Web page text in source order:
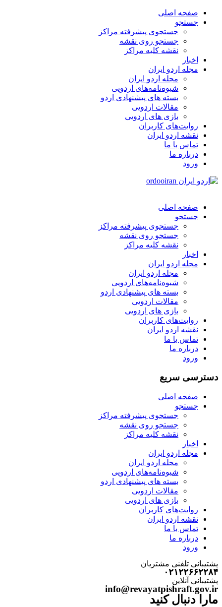
صفحه اصلی
جستجو
جستجوی پیشرفته مراکز
جستجو روی نقشه
نقشه کلیه مراکز
اخبار
مجله اردو ایران
مجله اردو ایران
شیوه‌نامه‌های اردویی
بسته های پیشنهادی اردو
مقالات اردویی
بازی های اردویی
روایت‌های کاربران
نقشه اردو ایران
تماس با ما
درباره ما
ورود
صفحه اصلی
جستجو
جستجوی پیشرفته مراکز
جستجو روی نقشه
نقشه کلیه مراکز
اخبار
مجله اردو ایران
مجله اردو ایران
شیوه‌نامه‌های اردویی
بسته های پیشنهادی اردو
مقالات اردویی
بازی های اردویی
روایت‌های کاربران
نقشه اردو ایران
تماس با ما
درباره ما
ورود
دسترسی سریع
صفحه اصلی
جستجو
جستجوی پیشرفته مراکز
جستجو روی نقشه
نقشه کلیه مراکز
اخبار
مجله اردو ایران
مجله اردو ایران
شیوه‌نامه‌های اردویی
بسته های پیشنهادی اردو
مقالات اردویی
بازی های اردویی
روایت‌های کاربران
نقشه اردو ایران
تماس با ما
درباره ما
ورود
پشتیبانی تلفنی مشتریان
۰۲۱۲۲۶۶۲۲۸۴
پشتیبانی آنلاین
info@revayatpishraft.gov.ir
مارا دنبال کنید